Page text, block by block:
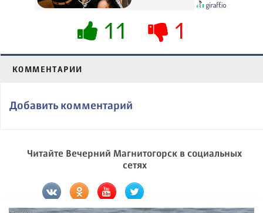
11 1
КОММЕНТАРИИ
Добавить комментарий
Читайте Вечерний Магнитогорск в социальных
сетях